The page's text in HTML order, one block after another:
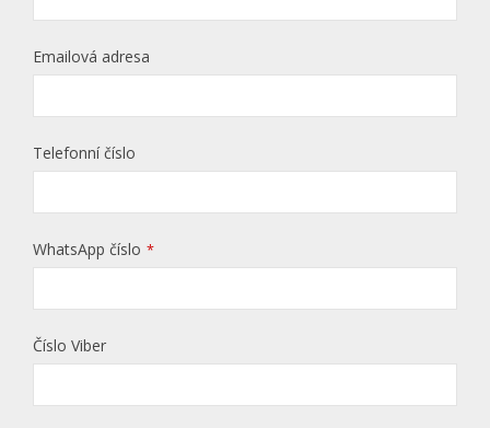
Emailová adresa
Telefonní číslo
WhatsApp číslo *
Číslo Viber